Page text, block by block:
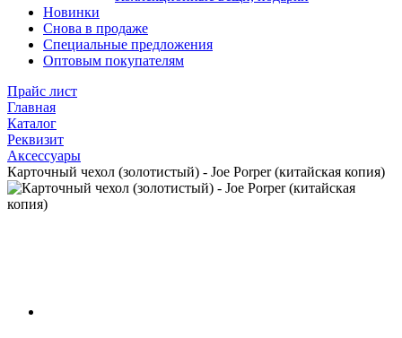
Новинки
Снова в продаже
Специальные предложения
Оптовым покупателям
Прайс лист
Главная
Каталог
Реквизит
Аксессуары
Карточный чехол (золотистый) - Joe Porper (китайская копия)